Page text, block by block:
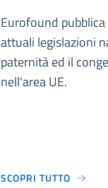
Eurofound
attuali legislazioni
paternità ed il
nell'area UE.
SCOPRI TUTTO